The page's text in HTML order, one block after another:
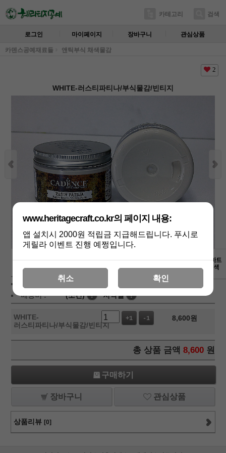
카테고리 검색
로그인 마이페이지 장바구니 관심상품
카덴스공예재료들 앤틱부식 채색물감
2
WHITE-러스티파티나/부식물감/빈티지
상세보기
8,600
배송비 :
(조건) ! 지역별 !
WHITE-
러스티파티나/부식물감/빈티지
+1 -1 8,600원
총 상품 금액 8,600 원
구매하기
장바구니 관심상품
상품리뷰 [0]
www.heritagecraft.co.kr의 페이지 내용:
앱 설치시 2000원 적립금 지급해드립니다. 푸시로
게릴라 이벤트 진행 예쩡입니다.
취소 확인